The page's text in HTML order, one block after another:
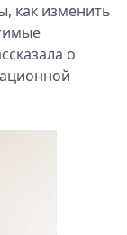
как изменить
о